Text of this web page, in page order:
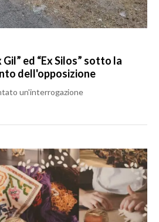
ed “Ex Silos” sotto la
dell'opposizione
un'interrogazione